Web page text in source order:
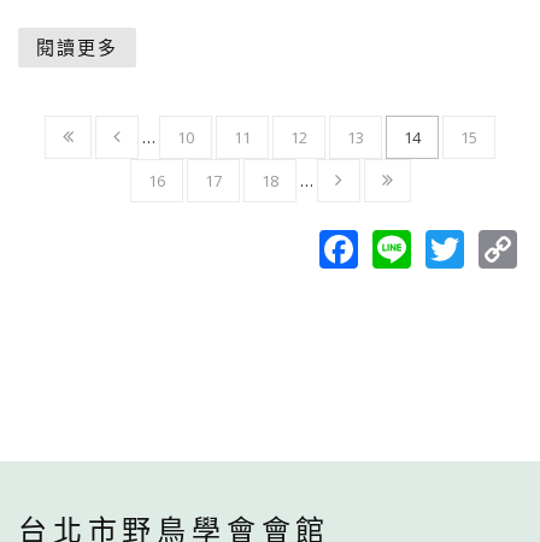
閱讀更多
… 10 11 12 13 14
15
16
17 18 …
Facebook
Line
台北市野鳥學會會館